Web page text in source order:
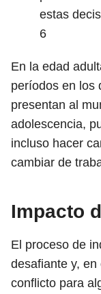
estas
6
En la edad
períodos en los
presentan al
adolescencia,
incluso hacer
cambiar de
Impacto
El proceso de
desafiante y,
conflicto para